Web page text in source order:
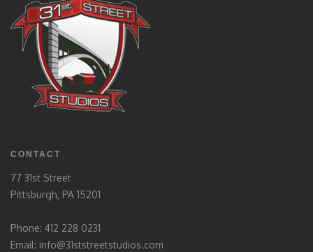
CONTACT
77 31st Street
Pittsburgh, PA 15201
Phone: 412 228 0231
Email: info@31ststreetstudios.com